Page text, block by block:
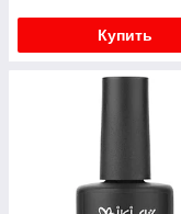
Купить